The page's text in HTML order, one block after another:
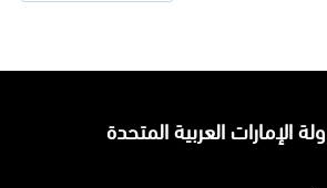
العربية المتحدة